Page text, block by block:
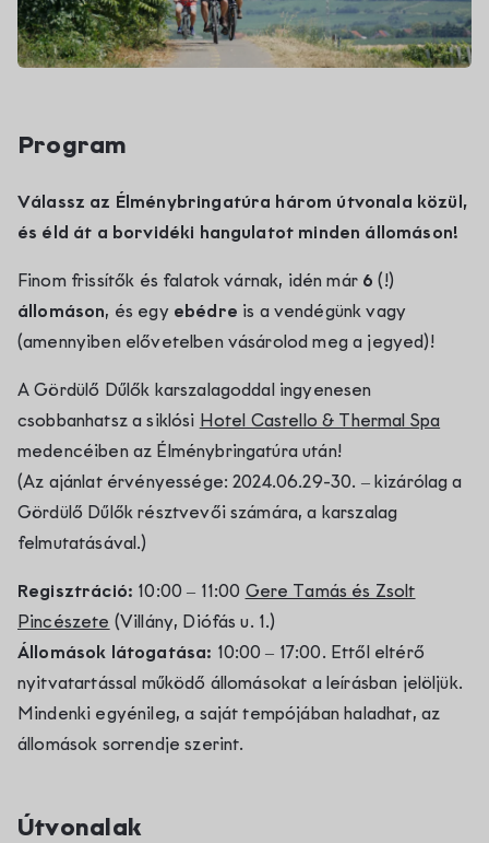
Program
Válassz az Élménybringatúra három útvonala közül,
és éld át a borvidéki hangulatot minden állomáson!
Finom frissítők és falatok várnak, idén már 6 (!)
állomáson, és egy ebédre is a vendégünk vagy
(amennyiben elővetelben vásárolod meg a jegyed)!
A Gördülő Dűlők karszalagoddal ingyenesen
csobbanhatsz a siklósi Hotel Castello & Thermal Spa
medencéiben az Élménybringatúra után!
(Az ajánlat érvényessége: 2024.06.29-30. – kizárólag a
Gördülő Dűlők résztvevői számára, a karszalag
felmutatásával.)
Regisztráció: 10:00 – 11:00 Gere Tamás és Zsolt
Pincészete (Villány, Diófás u. 1.)
Állomások látogatása: 10:00 – 17:00. Ettől eltérő
nyitvatartással működő állomásokat a leírásban jelöljük.
Mindenki egyénileg, a saját tempójában haladhat, az
állomások sorrendje szerint.
Útvonalak